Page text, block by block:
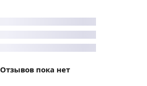
Отзывов пока нет